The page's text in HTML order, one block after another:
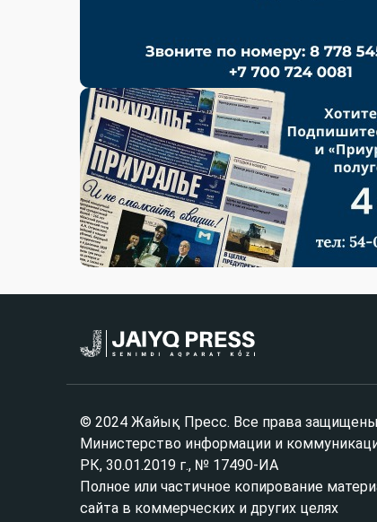
© 2024 Жайық Пресс. Все права
Министерство информации и
РК, 30.01.2019 г., № 17490-ИА
Полное или частичное копирование
сайта в коммерческих и других целях